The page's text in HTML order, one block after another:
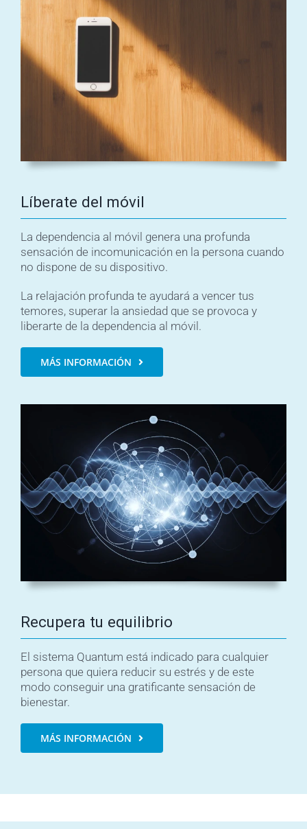
Líberate del móvil
La dependencia al móvil genera una profunda
sensación de incomunicación en la persona cuando
no dispone de su dispositivo.
La relajación profunda te ayudará a vencer tus
temores, superar la ansiedad que se provoca y
liberarte de la dependencia al móvil.
MÁS INFORMACIÓN
Recupera tu equilibrio
El sistema Quantum está indicado para cualquier
persona que quiera reducir su estrés y de este
modo conseguir una gratificante sensación de
bienestar.
MÁS INFORMACIÓN